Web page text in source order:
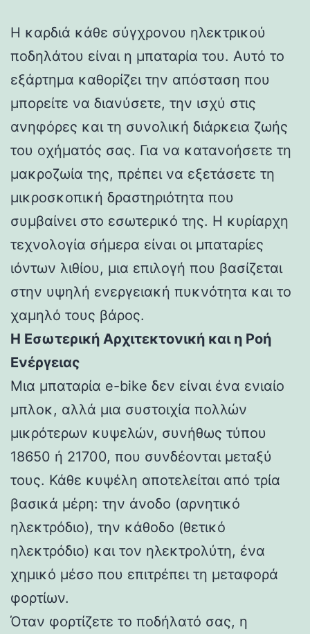
Η καρδιά κάθε σύγχρονου ηλεκτρικού
ποδηλάτου είναι η μπαταρία του. Αυτό το
εξάρτημα καθορίζει την απόσταση που
μπορείτε να διανύσετε, την ισχύ στις
ανηφόρες και τη συνολική διάρκεια ζωής
του οχήματός σας. Για να κατανοήσετε τη
μακροζωία της, πρέπει να εξετάσετε τη
μικροσκοπική δραστηριότητα που
συμβαίνει στο εσωτερικό της. Η κυρίαρχη
τεχνολογία σήμερα είναι οι μπαταρίες
ιόντων λιθίου, μια επιλογή που βασίζεται
στην υψηλή ενεργειακή πυκνότητα και το
χαμηλό τους βάρος.
Η Εσωτερική Αρχιτεκτονική και η Ροή
Ενέργειας
Μια μπαταρία e-bike δεν είναι ένα ενιαίο
μπλοκ, αλλά μια συστοιχία πολλών
μικρότερων κυψελών, συνήθως τύπου
18650 ή 21700, που συνδέονται μεταξύ
τους. Κάθε κυψέλη αποτελείται από τρία
βασικά μέρη: την άνοδο (αρνητικό
ηλεκτρόδιο), την κάθοδο (θετικό
ηλεκτρόδιο) και τον ηλεκτρολύτη, ένα
χημικό μέσο που επιτρέπει τη μεταφορά
φορτίων.
Όταν φορτίζετε το ποδήλατό σας, η